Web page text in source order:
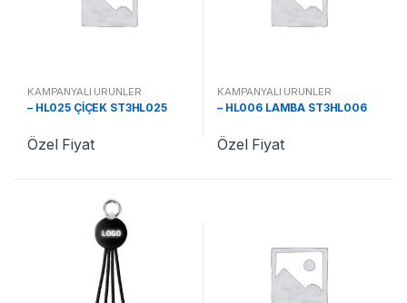
KAMPANYALI ÜRÜNLER
– HL025 ÇİÇEK ST3HL025
Özel Fiyat
KAMPANYALI ÜRÜNLER
– HL006 LAMBA ST3HL006
Özel Fiyat